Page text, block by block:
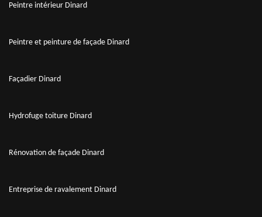
Peintre intérieur Dinard
Peintre et peinture de façade Dinard
Façadier Dinard
Hydrofuge toiture Dinard
Rénovation de façade Dinard
Entreprise de ravalement Dinard